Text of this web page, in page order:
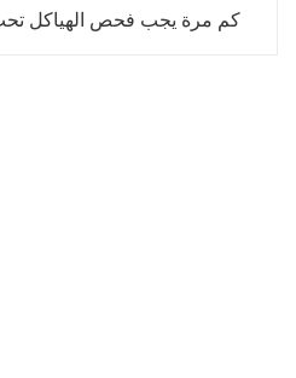
كم مرة يجب فحص الهياكل تحت